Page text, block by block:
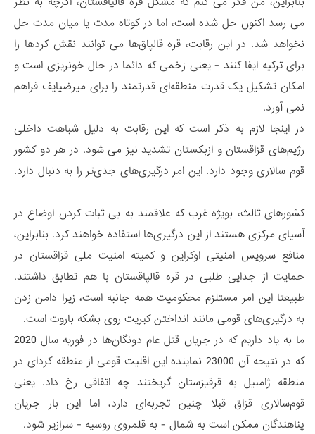
می رسد اکنون حل شده است، اما در کوتاه مدت یا میان مدت حل
نخواهد شد. در این رقابت، قره قالپاق‌ها می توانند نقش کردها را
برای ترکیه ایفا کنند - یعنی زخمی که دائما در حال خونریزی است و
امکان تشکیل یک قدرت منطقه‌ای قدرتمند را برای میرضیایف فراهم
نمی آورد.
در اینجا لازم به ذکر است که این رقابت به دلیل شباهت داخلی
رژیم‌های قزاقستان و ازبکستان تشدید نیز می شود. در هر دو کشور
قوم سالاری وجود دارد. این امر درگیری‌های جدی‌تر را به دنبال دارد.
کشورهای ثالث، بویژه غرب که علاقمند به بی ثبات کردن اوضاع در
آسیای مرکزی هستند از این درگیری‌ها استفاده خواهند کرد. بنابراین،
منافع سرویس امنیتی اوکراین و کمیته امنیت ملی قزاقستان در
حمایت از جدایی طلبی در قره قالپاقستان با هم تطابق داشتند.
طبیعتا این امر مستلزم محکومیت همه جانبه است، زیرا دامن زدن
به درگیری‌های قومی مانند انداختن کبریت روی بشکه باروت است.
ما به یاد داریم که در جریان قتل عام دونگان‌ها در فوریه سال 2020
که در نتیجه آن 23000 نماینده این اقلیت قومی از منطقه کردای در
منطقه ژامبیل به قرقیزستان گریختند چه اتفاقی رخ داد. یعنی
قوم‌سالاری قزاق قبلا چنین تجربه‌ای دارد، اما این بار جریان
پناهندگان ممکن است به شمال - به قلمروی روسیه - سرازیر شود.